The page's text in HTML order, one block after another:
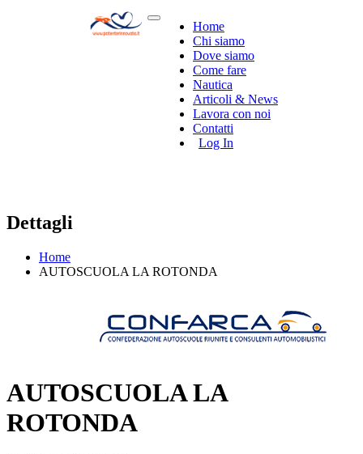
Home
Chi siamo
Dove siamo
Come fare
Nautica
Articoli & News
Lavora con noi
Contatti
Log In
Dettagli
Home
AUTOSCUOLA LA ROTONDA
AUTOSCUOLA LA
ROTONDA